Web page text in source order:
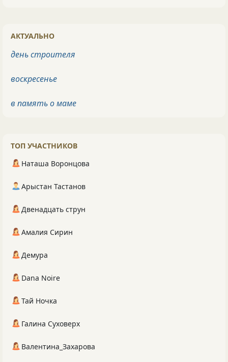
АКТУАЛЬНО
день строителя
воскресенье
в память о маме
ТОП УЧАСТНИКОВ
Наташа Воронцова
Арыстан Тастанов
Двенадцать струн
Амалия Сирин
Демура
Dana Noire
Тай Ночка
Галина Суховерх
Валентина_Захарова